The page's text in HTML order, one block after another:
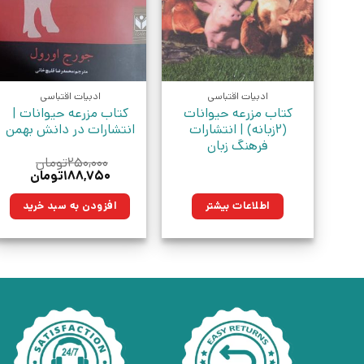
ادبیات اقتباسی
کتاب مزرعه حیوانات
(2زبانه) | انتشارات
فرهنگ زبان
اطلاعات بیشتر
ادبیات اقتباسی
کتاب مزرعه حیوانات |
انتشارات در دانش بهمن
۲۵۰,۰۰۰تومان
قیمت
۲۵۰,۰۰۰تومان
بود.
۱۸۸,۷۵۰تومان
افزودن به سبد خرید